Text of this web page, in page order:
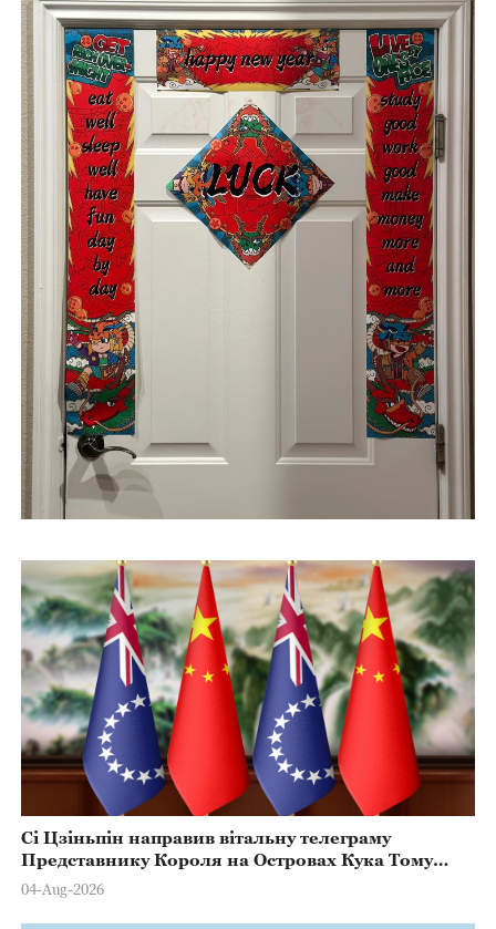
Сі Цзіньпін направив вітальну телеграму
Представнику Короля на Островах Кука Тому
Марстерсу з нагоди Дня Конституції
04-Aug-2026